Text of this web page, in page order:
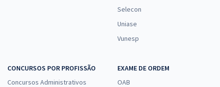
Selecon
Uniase
Vunesp
CONCURSOS POR PROFISSÃO
Concursos Administrativos
EXAME DE ORDEM
OAB